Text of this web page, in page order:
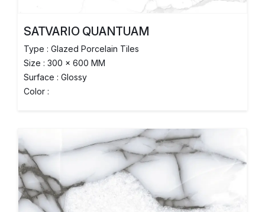
SATVARIO QUANTUAM
Type : Glazed Porcelain Tiles
Size : 300 x 600 MM
Surface : Glossy
Color :